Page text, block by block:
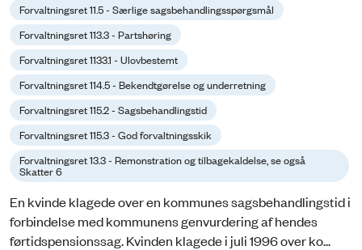
Forvaltningsret 11.5 - Særlige sagsbehandlingsspørgsmål
Forvaltningsret 113.3 - Partshøring
Forvaltningsret 1133.1 - Ulovbestemt
Forvaltningsret 114.5 - Bekendtgørelse og underretning
Forvaltningsret 115.2 - Sagsbehandlingstid
Forvaltningsret 115.3 - God forvaltningsskik
Forvaltningsret 13.3 - Remonstration og tilbagekaldelse, se også
Skatter 6
En kvinde klagede over en kommunes sagsbehandlingstid i
forbindelse med kommunens genvurdering af hendes
førtidspensionssag. Kvinden klagede i juli 1996 over ko...